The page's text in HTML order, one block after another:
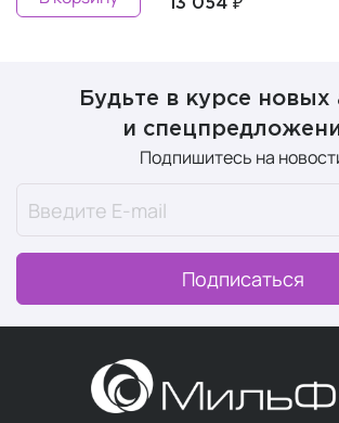
13 054 ₽
Будьте в курсе новых
и
Подпишитесь на
Подписаться